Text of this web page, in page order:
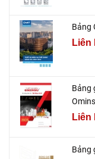
Bảng
Liên
Bảng
Liên
Bảng